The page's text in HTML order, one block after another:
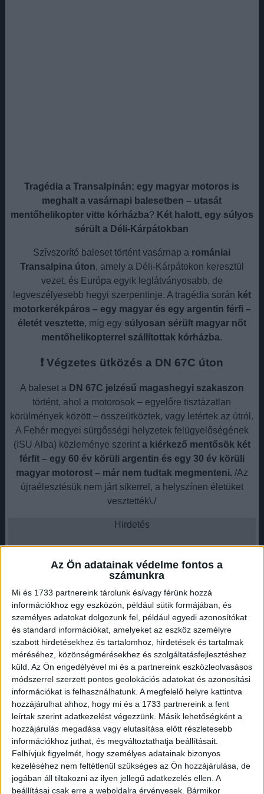
Az Ön adatainak védelme fontos a
számunkra
Mi és 1733 partnereink tárolunk és/vagy férünk hozzá
információkhoz egy eszközön, például sütik formájában, és
személyes adatokat dolgozunk fel, például egyedi azonosítókat
és standard információkat, amelyeket az eszköz személyre
szabott hirdetésekhez és tartalomhoz, hirdetések és tartalmak
méréséhez, közönségmérésekhez és szolgáltatásfejlesztéshez
küld. Az Ön engedélyével mi és a partnereink eszközleolvasásos
módszerrel szerzett pontos geolokációs adatokat és azonosítási
információkat is felhasználhatunk. A megfelelő helyre kattintva
hozzájárulhat ahhoz, hogy mi és a 1733 partnereink a fent
leírtak szerint adatkezelést végezzünk. Másik lehetőségként a
hozzájárulás megadása vagy elutasítása előtt részletesebb
információkhoz juthat, és megváltoztathatja beállításait.
Felhívjuk figyelmét, hogy személyes adatainak bizonyos
kezeléséhez nem feltétlenül szükséges az Ön hozzájárulása, de
jogában áll tiltakozni az ilyen jellegű adatkezelés ellen. A
beállításai csak erre a weboldalra érvényesek. Bármikor
Tragédia a Transalpinán: egy magyar motoros is
meghalt a vasárnapi balesetben – utasát
mentőhelikopter vitte kórházba?️ Két halott, egy súlyos
sérült a Déli-Kárpátokban
Szívszorító baleset történt vasárnap a romániai
Transalpina úton, amely a Déli-Kárpátokon keresztül
vezet, és Európa egyik leglátványosabb, de
legveszélyesebb hegyi szerpentinje. A tragédia során két
motorkerékpáros – egy magyar és egy argentin férfi –
életét vesztette, míg egy súlyosan sérült magyar nőt
mentőhelikopterrel szállítottak kórházba.
❗ Végzetes ütközés a DN 67C úton
A baleset a DN 67C jelzésű magashegyi szakaszon
történt, ahol a motorosok – egyelőre tisztázatlan
körülmények között – összeütköztek, vagy letértek az útról.
A Fehér megyei sürgősségi helyzetek felügyelőségének
(ISU Alba) közleménye szerint a kiérkező mentősök két
férfit – egy 60 év körüli argentin és egy 30 év körüli
magyar motorost – már nem tudtak megmenteni. /Az
újraélesztésük nem járt sikerrel, a helyszínen életüket
vesztették\./
Hirdetés
? Mentőhelikopter vitte el a sérült magyar nőt
Hirdetés
A harmadik áldozat, egy 30 év körüli magyar nő ,
vélhetően az egyik motor utasa volt. Súlyos sérüléseket
szenvedett, deeszméleténél volt, amikor a segítség
megérkezett. Őt a karánsebesi SMURD egység
mentőhelikopterea nagyszebeni sürgősségi kórházba
szállította , ahol jelenleg is ápolják.